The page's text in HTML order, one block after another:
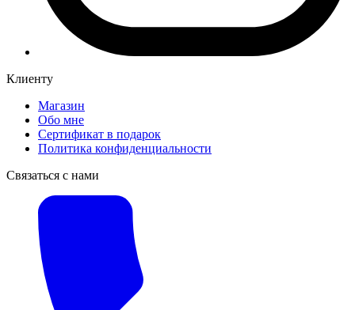
Клиенту
Магазин
Обо мне
Сертификат в подарок
Политика конфиденциальности
Связаться с нами